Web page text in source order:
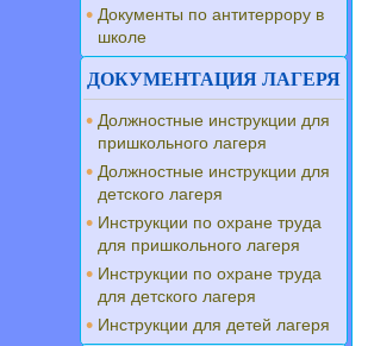
Документы по антитеррору в
школе
ДОКУМЕНТАЦИЯ ЛАГЕРЯ
Должностные инструкции для
пришкольного лагеря
Должностные инструкции для
детского лагеря
Инструкции по охране труда
для пришкольного лагеря
Инструкции по охране труда
для детского лагеря
Инструкции для детей лагеря